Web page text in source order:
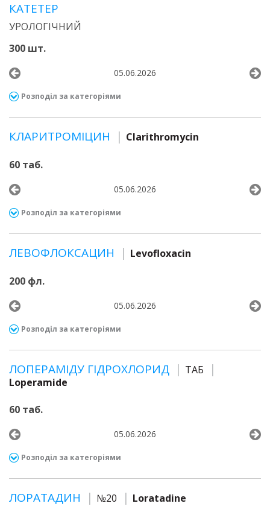
КАТЕТЕР
УРОЛОГІЧНИЙ
300 шт.
05.06.2026
Розподіл за категоріями
КЛАРИТРОМІЦИН Clarithromycin
60 таб.
05.06.2026
Розподіл за категоріями
ЛЕВОФЛОКСАЦИН Levofloxacin
200 фл.
05.06.2026
Розподіл за категоріями
ЛОПЕРАМІДУ ГІДРОХЛОРИД
ТАБ
Loperamide
60 таб.
05.06.2026
Розподіл за категоріями
ЛОРАТАДИН №20 Loratadine